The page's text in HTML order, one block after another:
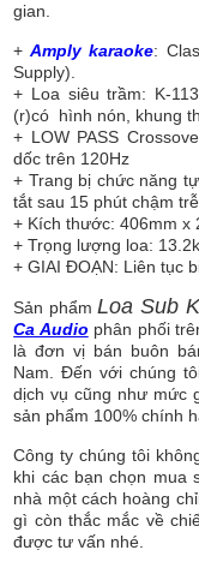
gian.
+Amply karaoke:
Supply).
+ Loa siêu trầm: K-
(r)có hình nón, khung
+ LOW PASS
dốc trên 120Hz
+ Trang bị chức năng
tắt sau 15 phút chậm trễ
+ Kích thước: 406mm x
+ Trọng lượng loa:
+ GIAI ĐOẠN: Liên tục
Sản phẩmLoa Sub
Ca Audio phân phối
là đơn vị bán buôn
Nam. Đến với chúng
dịch vụ cũng như mức
sản phẩm 100% chính
Công ty chúng tôi
khi các bạn chọn mua
nhà một cách hoàng
gì còn thắc mắc về
được tư vấn nhé.